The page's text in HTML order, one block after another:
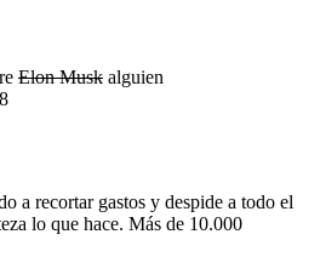
Elon Musk alguien
a recortar gastos y despide a todo el
lo que hace. Más de 10.000